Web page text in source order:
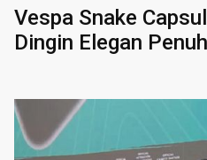
Vespa Snake
Dingin Elegan